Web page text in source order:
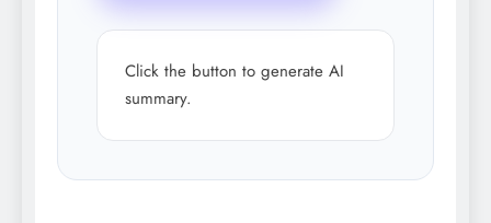
Click the button to generate AI
summary.